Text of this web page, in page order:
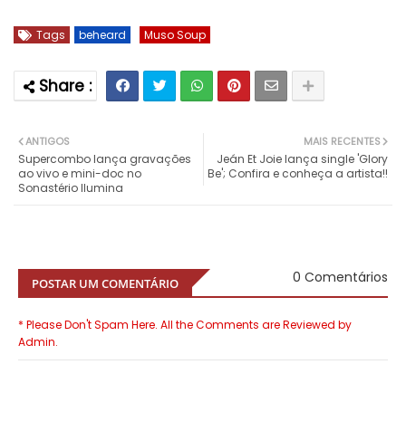
Tags beheard Muso Soup
MAIS RECENTES
Jeán Et Joie lança single 'Glory
Be'; Confira e conheça a artista!!
ANTIGOS
Supercombo lança gravações
ao vivo e mini-doc no
Sonastério Ilumina
POSTAR UM COMENTÁRIO 0 Comentários
* Please Don't Spam Here. All the Comments are Reviewed by
Admin.